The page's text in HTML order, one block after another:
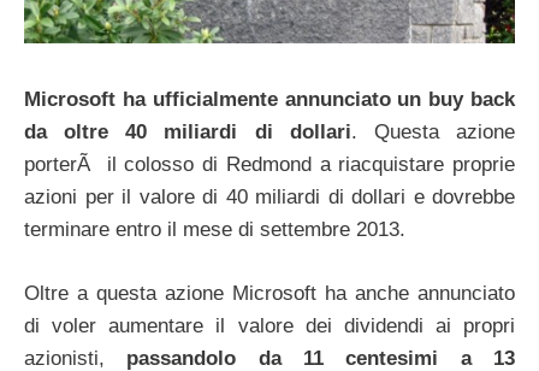
Microsoft ha ufficialmente annunciato un buy back
da oltre 40 miliardi di dollari. Questa azione
porterÃ il colosso di Redmond a riacquistare proprie
azioni per il valore di 40 miliardi di dollari e dovrebbe
terminare entro il mese di settembre 2013.
Oltre a questa azione Microsoft ha anche annunciato
di voler aumentare il valore dei dividendi ai propri
azionisti, passandolo da 11 centesimi a 13